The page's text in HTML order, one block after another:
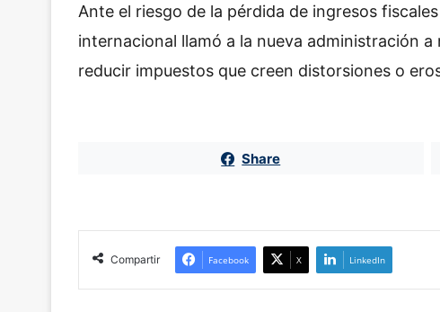
Ante el riesgo de la pérdida de ingresos
internacional llamó a la nueva administración
reducir impuestos que creen distorsiones o
Share
Compartir Facebook X LinkedIn